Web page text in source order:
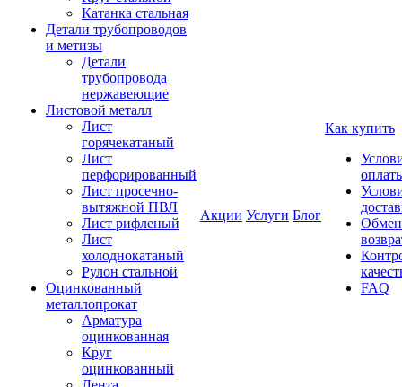
Катанка стальная
Детали трубопроводов
и метизы
Детали
трубопровода
нержавеющие
Листовой металл
Лист
горячекатаный
Лист
перфорированный
Лист просечно-
вытяжной ПВЛ
Лист рифленый
Лист
холоднокатаный
Рулон стальной
Оцинкованный
металлопрокат
Арматура
оцинкованная
Круг
оцинкованный
Акции Услуги Блог
Как купить
FAQ